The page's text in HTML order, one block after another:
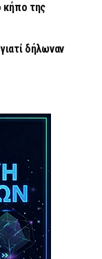
κήπο της
δήλωναν